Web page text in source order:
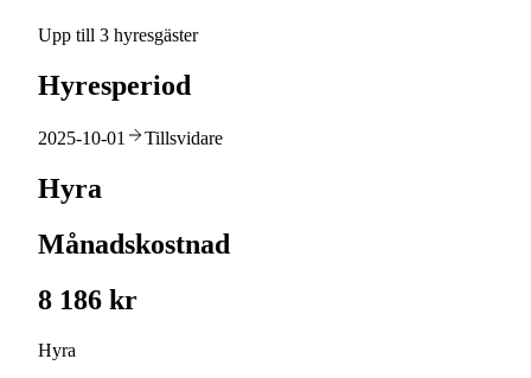
Upp till 3 hyresgäster
Hyresperiod
2025-10-01 Tillsvidare
Hyra
Månadskostnad
8 186 kr
Hyra